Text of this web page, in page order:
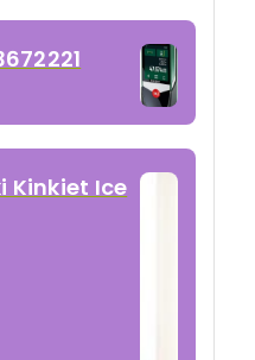
Kinkiet Ice